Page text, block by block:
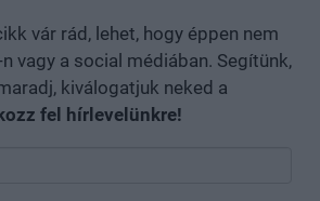
vár rád, lehet, hogy éppen nem
vagy a social médiában. Segítünk,
kiválogatjuk neked a
fel hírlevelünkre!